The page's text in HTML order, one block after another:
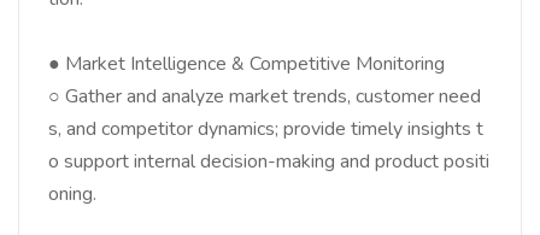
● Market Intelligence & Competitive Monitoring
○ Gather and analyze market trends, customer need
s, and competitor dynamics; provide timely insights t
o support internal decision-making and product positi
oning.